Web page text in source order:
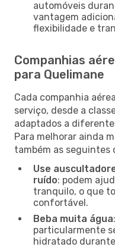
automóveis
vantagem
flexibilidade e
Companhias
para Quelimane
Cada companhia
serviço, desde a
adaptados a
Para melhorar ainda
também as seguintes
Use
ruído: podem
tranquilo, o que
confortável.
Beba muita água
particularmente
hidratado